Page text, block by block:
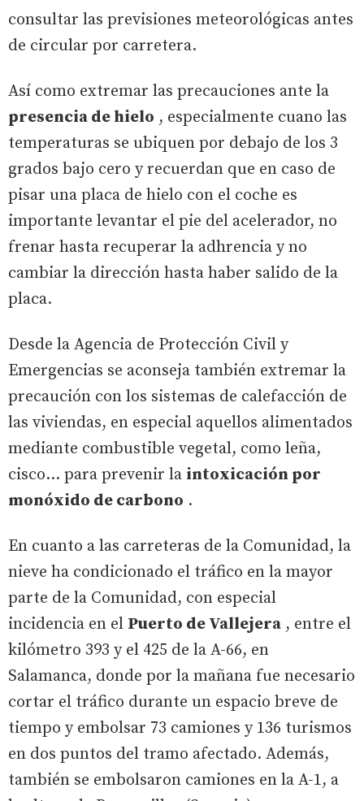
consultar las previsiones meteorológicas antes
de circular por carretera.
Así como extremar las precauciones ante la
presencia de hielo , especialmente cuano las
temperaturas se ubiquen por debajo de los 3
grados bajo cero y recuerdan que en caso de
pisar una placa de hielo con el coche es
importante levantar el pie del acelerador, no
frenar hasta recuperar la adhrencia y no
cambiar la dirección hasta haber salido de la
placa.
Desde la Agencia de Protección Civil y
Emergencias se aconseja también extremar la
precaución con los sistemas de calefacción de
las viviendas, en especial aquellos alimentados
mediante combustible vegetal, como leña,
cisco… para prevenir la intoxicación por
monóxido de carbono .
En cuanto a las carreteras de la Comunidad, la
nieve ha condicionado el tráfico en la mayor
parte de la Comunidad, con especial
incidencia en el Puerto de Vallejera , entre el
kilómetro 393 y el 425 de la A-66, en
Salamanca, donde por la mañana fue necesario
cortar el tráfico durante un espacio breve de
tiempo y embolsar 73 camiones y 136 turismos
en dos puntos del tramo afectado. Además,
también se embolsaron camiones en la A-1, a